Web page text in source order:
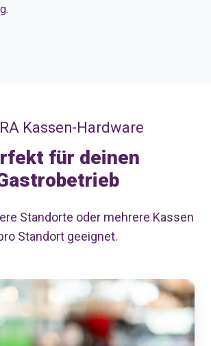
Kassen-Hardware
für deinen
Standorte oder mehrere Kassen
Standort geeignet.